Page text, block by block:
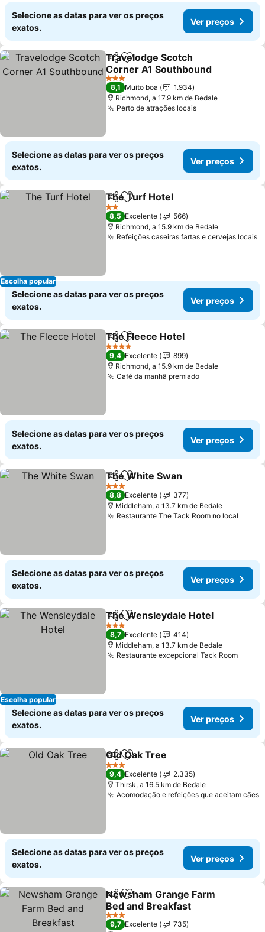
Selecione as datas para ver os preços
exatos.
Ver preços
PartilharAdicionar aos favoritos
Travelodge Scotch
Corner A1 Southbound
Ver preços
3 Estrelas
8,1 Muito boa
1.934
Richmond, a 17.9 km de Bedale
Perto de atrações locaisVer preços
Selecione as datas para ver os preços
exatos.
Ver preços
Escolha popular
PartilharAdicionar aos favoritos
The Turf Hotel
2 Estrelas
8,5 Excelente
566
Richmond, a 15.9 km de Bedale
Refeições caseiras fartas e cervejas locais
Selecione as datas para ver os preços
exatos.
Ver preços
PartilharAdicionar aos favoritos
The Fleece Hotel
4 Estrelas
9,4 Excelente
899
Richmond, a 15.9 km de Bedale
Café da manhã premiadoVer preços
Selecione as datas para ver os preços
exatos.
Ver preços
PartilharAdicionar aos favoritos
The White Swan
3 Estrelas
8,8 Excelente
377
Middleham, a 13.7 km de Bedale
Restaurante The Tack Room no local
Selecione as datas para ver os preços
exatos.
Ver preços
Escolha popular
PartilharAdicionar aos favoritos
The Wensleydale Hotel
3 Estrelas
8,7 Excelente
414
Middleham, a 13.7 km de Bedale
Restaurante excepcional Tack RoomVer
Selecione as datas para ver os preços
exatos.
Ver preços
PartilharAdicionar aos favoritos
Old Oak Tree
3 Estrelas
9,4 Excelente
2.335
Thirsk, a 16.5 km de Bedale
Acomodação e refeições que aceitam cães
Selecione as datas para ver os preços
exatos.
Ver preços
PartilharAdicionar aos favoritos
Newsham Grange Farm
Bed and Breakfast
Ver preços
3 Estrelas
9,7 Excelente
735